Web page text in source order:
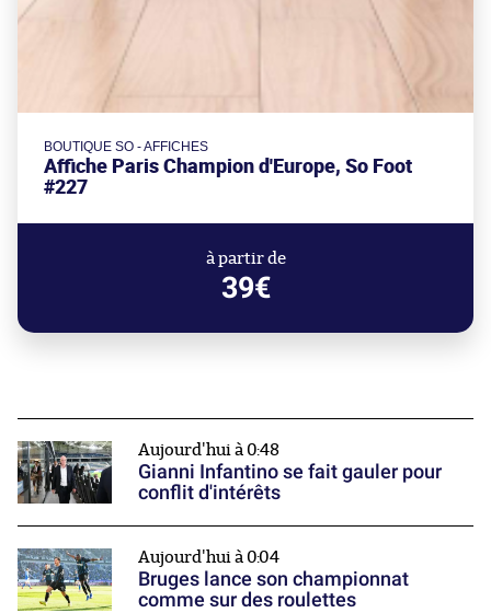
BOUTIQUE SO - AFFICHES
Affiche Paris Champion d'Europe, So Foot
#227
à partir de
39€
Aujourd'hui à 0:48
Gianni Infantino se fait gauler pour
conflit d'intérêts
Aujourd'hui à 0:04
Bruges lance son championnat
comme sur des roulettes